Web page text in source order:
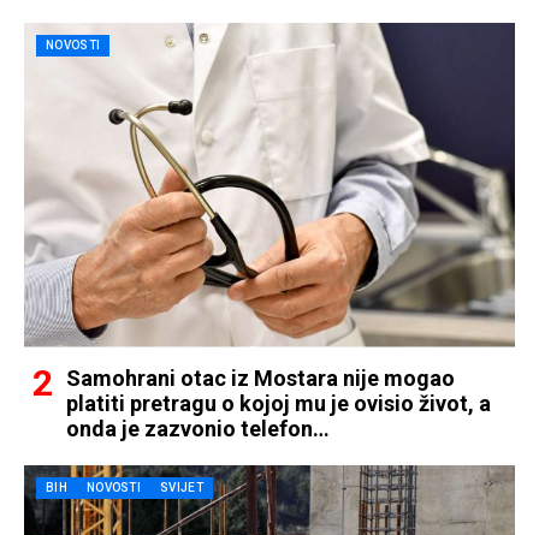
NOVOSTI
Samohrani otac iz Mostara nije mogao
platiti pretragu o kojoj mu je ovisio život, a
onda je zazvonio telefon…
BIH NOVOSTI SVIJET